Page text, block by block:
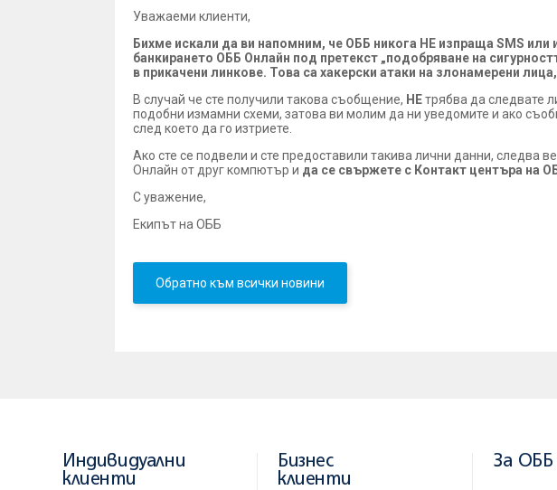
Уважаеми клиенти,
Бихме искали да ви напомним, че ОББ никога НЕ изпраща SMS
банкирането ОББ Онлайн под претекст „подобряване на
в прикачени линкове. Това са хакерски атаки на злонамерени
В случай че сте получили такова съобщение, НЕтрябва да следвате
подобни измамни схеми, затова ви молим да ни уведомите и ако
след което да го изтриете.
Ако сте се подвели и сте предоставили такива лични данни, следва
Онлайн от друг компютър и да се свържете с Контакт центъра на
С уважение,
Екипът на ОББ
Обратно към всички новини
Индивидуални
клиенти
Бизнес
клиенти
За ОББ